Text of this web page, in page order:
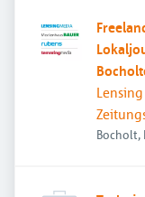
Lensing Media | Medienhaus Bauer |
Bocholt,